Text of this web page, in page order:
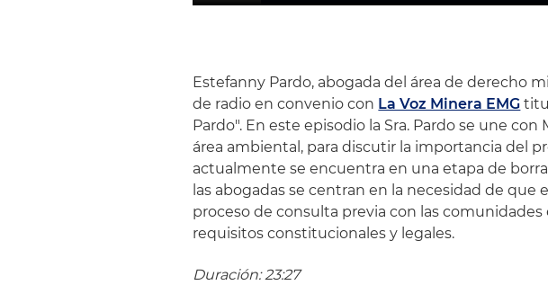
Estefanny Pardo, abogada del área de derecho
de radio en convenio con La Voz Minera EMG
Pardo". En este episodio la Sra. Pardo se une
área ambiental, para discutir la importancia del
actualmente se encuentra en una etapa de
las abogadas se centran en la necesidad de que
proceso de consulta previa con las
requisitos constitucionales y legales.
Duración: 23:27